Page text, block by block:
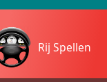
Rij Spellen